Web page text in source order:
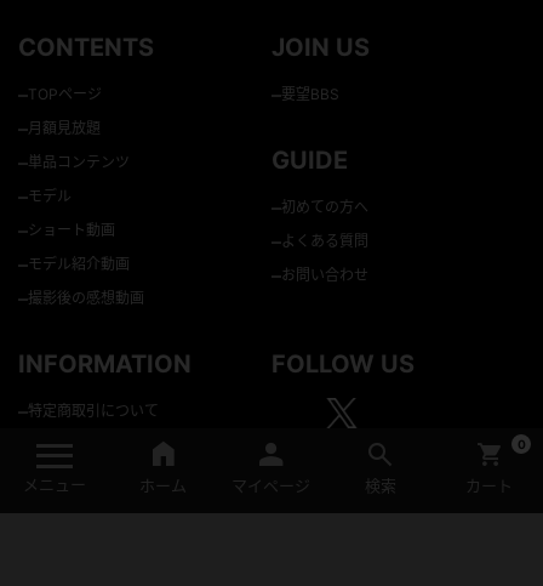
メニュー ホーム マイページ 検索 カート
0
CONTENTS
–TOPページ
–月額見放題
–単品コンテンツ
–モデル
–ショート動画
–モデル紹介動画
–撮影後の感想動画
JOIN US
–要望BBS
GUIDE
–初めての方へ
–よくある質問
–お問い合わせ
INFORMATION
–特定商取引について
個人情報の取り扱いについて
会員規約
–資金決済法に基づく表示
FOLLOW US